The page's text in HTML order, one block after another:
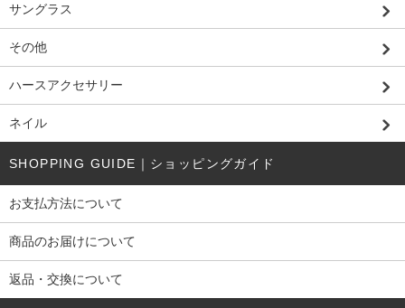
サングラス
その他
ハースアクセサリー
ネイル
SHOPPING GUIDE｜ショッピングガイド
お支払方法について
商品のお届けについて
返品・交換について